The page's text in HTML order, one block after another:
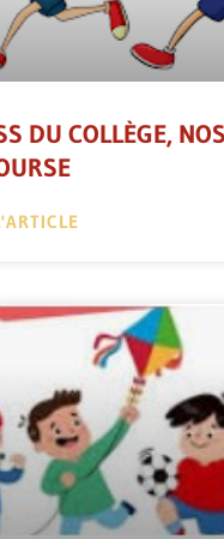
DU COLLÈGE,